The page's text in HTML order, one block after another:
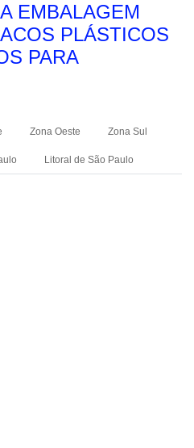
EMBALAGEM
PLÁSTICOS
PARA
Zona Oeste Zona Sul
Litoral de São Paulo